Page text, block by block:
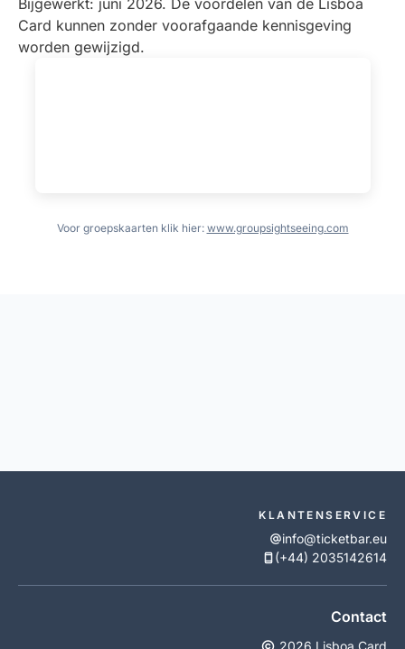
Bijgewerkt: juni 2026. De voordelen van de Lisboa
Card kunnen zonder voorafgaande kennisgeving
worden gewijzigd.
Voor groepskaarten klik hier: www.groupsightseeing.com
KLANTENSERVICE
info@ticketbar.eu
(+44) 2035142614
Contact
2026 Lisboa Card